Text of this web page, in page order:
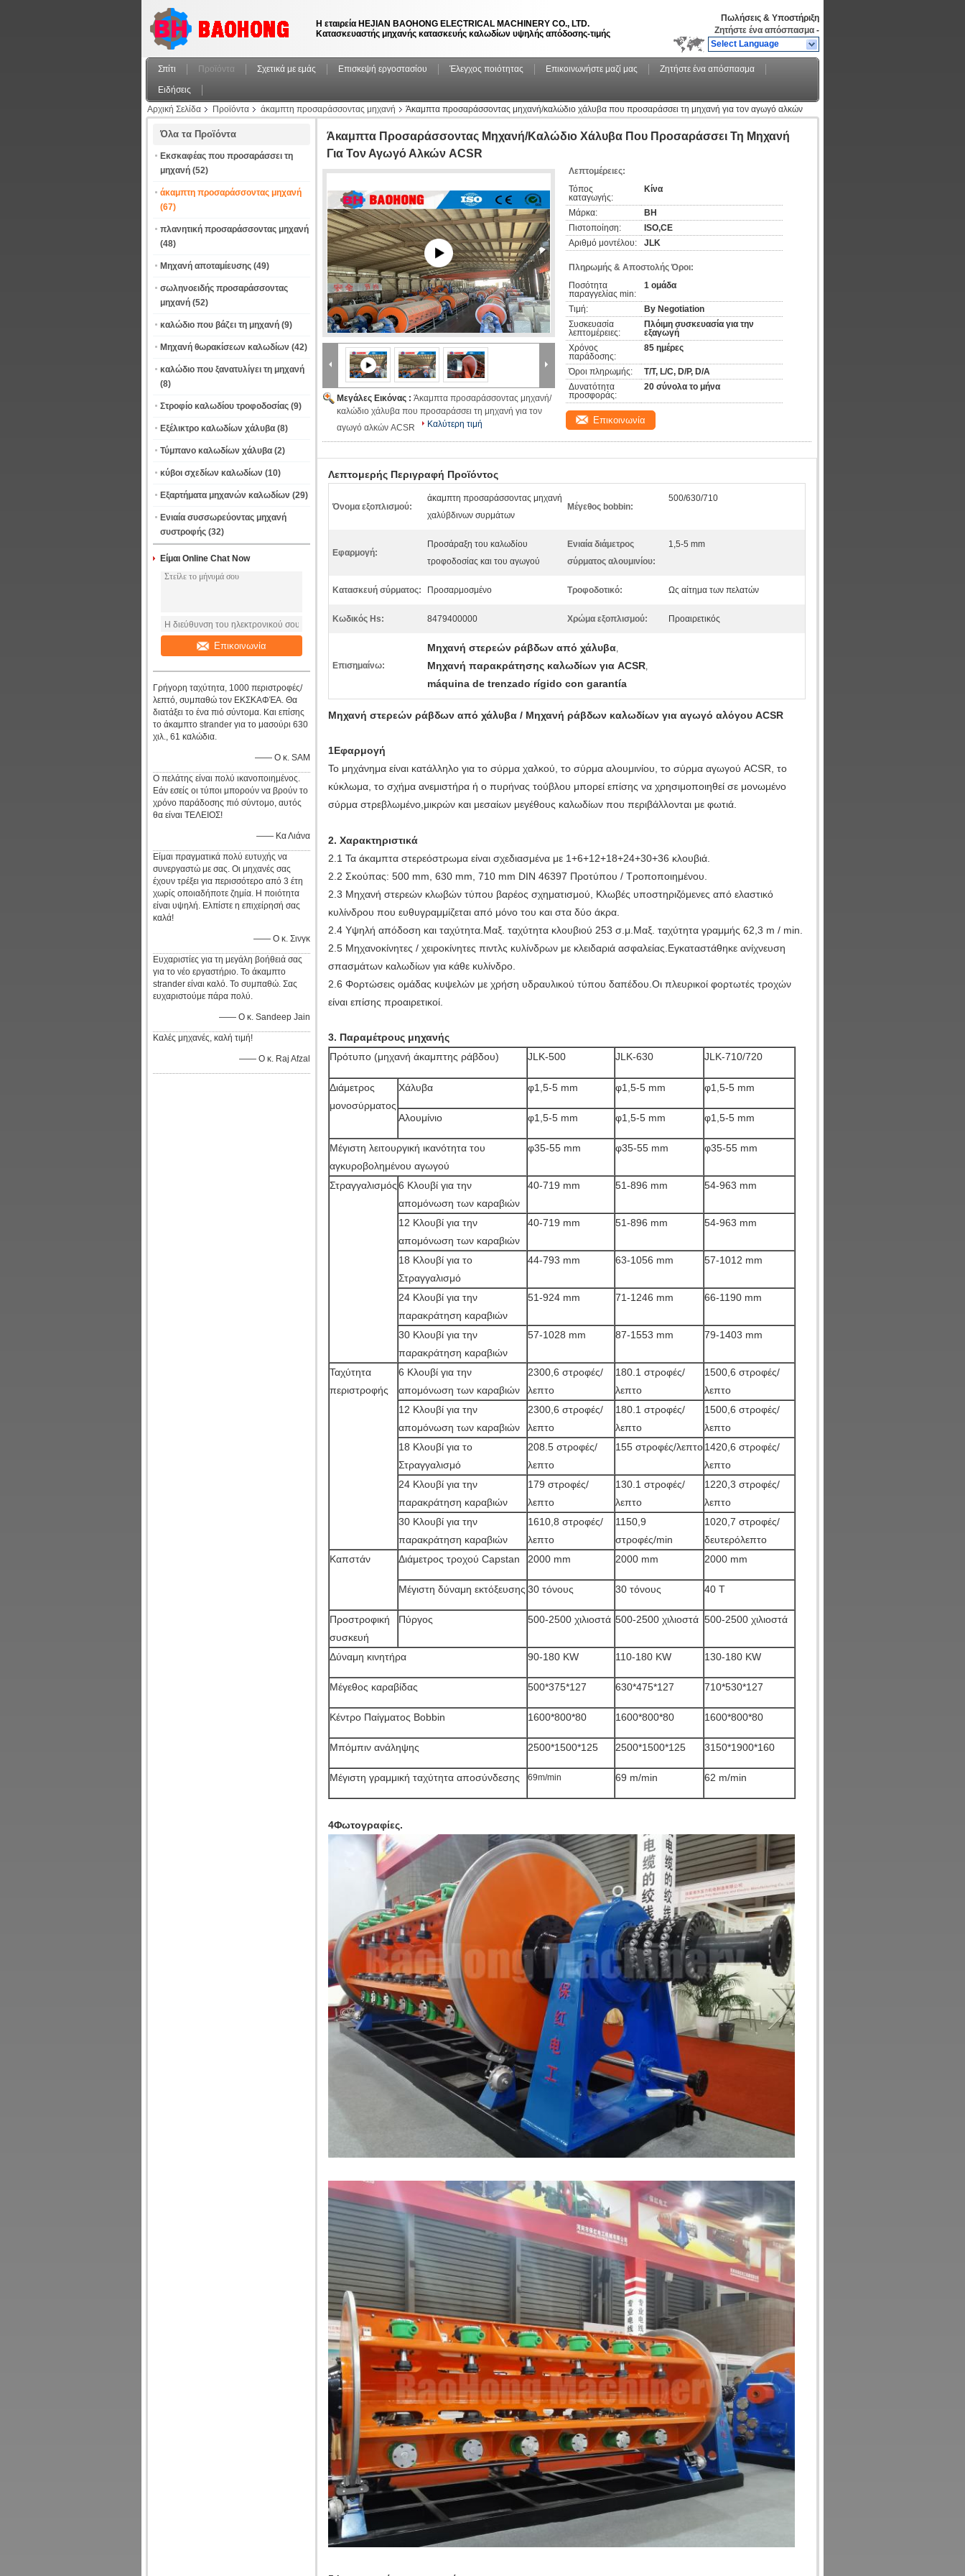
Η εταιρεία HEJIAN BAOHONG ELECTRICAL MACHINERY CO., LTD.
Κατασκευαστής μηχανής κατασκευής καλωδίων υψηλής απόδοσης-τιμής
Πωλήσεις & Υποστήριξη
Ζητήστε ένα απόσπασμα -
Select Language
Σπίτι Προϊόντα Σχετικά με εμάς Επισκεψή εργοστασίου Έλεγχος ποιότητας Επικοινωνήστε μαζί μας Ζητήστε ένα απόσπασμα
Ειδήσεις
Αρχική Σελίδα
Προϊόντα άκαμπτη προσαράσσοντας μηχανή
Άκαμπτα προσαράσσοντας μηχανή/καλώδιο χάλυβα που προσαράσσει τη μηχανή για τον αγωγό αλκών
Όλα τα Προϊόντα
Εκσκαφέας που προσαράσσει τη
μηχανή (52)
άκαμπτη προσαράσσοντας μηχανή
(67)
πλανητική προσαράσσοντας μηχανή
(48)
Μηχανή αποταμίευσης (49)
σωληνοειδής προσαράσσοντας
μηχανή (52)
καλώδιο που βάζει τη μηχανή (9)
Μηχανή θωρακίσεων καλωδίων (42)
καλώδιο που ξανατυλίγει τη μηχανή
(8)
Στροφίο καλωδίου τροφοδοσίας (9)
Εξέλικτρο καλωδίων χάλυβα (8)
Τύμπανο καλωδίων χάλυβα (2)
κύβοι σχεδίων καλωδίων (10)
Εξαρτήματα μηχανών καλωδίων (29)
Ενιαία συσσωρεύοντας μηχανή
συστροφής (32)
Είμαι Online Chat Now
Επικοινωνία
Γρήγορη ταχύτητα, 1000 περιστροφές/
λεπτό, συμπαθώ τον ΕΚΣΚΑΦΈΑ. Θα
διατάξει το ένα πιό σύντομα. Και επίσης
το άκαμπτο strander για το μασούρι 630
χιλ., 61 καλώδια.
—— Ο κ. SAM
Ο πελάτης είναι πολύ ικανοποιημένος.
Εάν εσείς οι τύποι μπορούν να βρούν το
χρόνο παράδοσης πιό σύντομο, αυτός
θα είναι ΤΕΛΕΙΟΣ!
—— Κα Λιάνα
Είμαι πραγματικά πολύ ευτυχής να
συνεργαστώ με σας. Οι μηχανές σας
έχουν τρέξει για περισσότερο από 3 έτη
χωρίς οποιαδήποτε ζημία. Η ποιότητα
είναι υψηλή. Ελπίστε η επιχείρησή σας
καλά!
—— Ο κ. Σινγκ
Ευχαριστίες για τη μεγάλη βοήθειά σας
για το νέο εργαστήριο. Το άκαμπτο
strander είναι καλό. Το συμπαθώ. Σας
ευχαριστούμε πάρα πολύ.
—— Ο κ. Sandeep Jain
Καλές μηχανές, καλή τιμή!
—— Ο κ. Raj Afzal
Άκαμπτα Προσαράσσοντας Μηχανή/καλώδιο Χάλυβα Που Προσαράσσει Τη Μηχανή
Για Τον Αγωγό Αλκών ACSR
Μεγάλες Εικόνας : Άκαμπτα προσαράσσοντας μηχανή/
καλώδιο χάλυβα που προσαράσσει τη μηχανή για τον
αγωγό αλκών ACSR
Καλύτερη τιμή
Λεπτομέρειες:
Τόπος
καταγωγής:
Κίνα
Μάρκα:
BH
Πιστοποίηση:
ISO,CE
Αριθμό μοντέλου:
JLK
Πληρωμής & Αποστολής Όροι:
Ποσότητα
παραγγελίας min:
1 ομάδα
Τιμή:
By Negotiation
Συσκευασία
λεπτομέρειες:
Πλόιμη συσκευασία για την
εξαγωγή
Χρόνος
παράδοσης:
85 ημέρες
Όροι πληρωμής:
Τ/Τ, L/C, D/P, D/A
Δυνατότητα
προσφοράς:
20 σύνολα το μήνα
Επικοινωνία
Λεπτομερής Περιγραφή Προϊόντος
Όνομα εξοπλισμού:
άκαμπτη προσαράσσοντας μηχανή
χαλύβδινων συρμάτων
Μέγεθος bobbin:
500/630/710
Εφαρμογή:
Προσάραξη του καλωδίου
τροφοδοσίας και του αγωγού
Ενιαία διάμετρος
σύρματος αλουμινίου:
1,5-5 mm
Κατασκευή σύρματος: Προσαρμοσμένο Τροφοδοτικό: Ως αίτημα των πελατών
Κωδικός Hs: 8479400000 Χρώμα εξοπλισμού: Προαιρετικός
Επισημαίνω:
Μηχανή στερεών ράβδων από χάλυβα,
Μηχανή παρακράτησης καλωδίων για ACSR,
máquina de trenzado rígido con garantía
Μηχανή στερεών ράβδων από χάλυβα / Μηχανή ράβδων καλωδίων για αγωγό αλόγου ACSR
1Εφαρμογή
Το μηχάνημα είναι κατάλληλο για το σύρμα χαλκού, το σύρμα αλουμινίου, το σύρμα αγωγού ACSR, το
κύκλωμα, το σχήμα ανεμιστήρα ή ο πυρήνας τούβλου μπορεί επίσης να χρησιμοποιηθεί σε μονωμένο
σύρμα στρεβλωμένο,μικρών και μεσαίων μεγέθους καλωδίων που περιβάλλονται με φωτιά.
2. Χαρακτηριστικά
2.1 Τα άκαμπτα στερεόστρωμα είναι σχεδιασμένα με 1+6+12+18+24+30+36 κλουβιά.
2.2 Σκούπας: 500 mm, 630 mm, 710 mm DIN 46397 Προτύπου / Τροποποιημένου.
2.3 Μηχανή στερεών κλωβών τύπου βαρέος σχηματισμού, Κλωβές υποστηριζόμενες από ελαστικό
κυλίνδρου που ευθυγραμμίζεται από μόνο του και στα δύο άκρα.
2.4 Υψηλή απόδοση και ταχύτητα.Μαξ. ταχύτητα κλουβιού 253 σ.μ.Μαξ. ταχύτητα γραμμής 62,3 m / min.
2.5 Μηχανοκίνητες / χειροκίνητες πιντλς κυλίνδρων με κλειδαριά ασφαλείας.Εγκαταστάθηκε ανίχνευση
σπασμάτων καλωδίων για κάθε κυλίνδρο.
2.6 Φορτώσεις ομάδας κυψελών με χρήση υδραυλικού τύπου δαπέδου.Οι πλευρικοί φορτωτές τροχών
είναι επίσης προαιρετικοί.
3. Παραμέτρους μηχανής
Πρότυπο (μηχανή άκαμπτης ράβδου)
JLK-500 JLK-630 JLK-710/720
Διάμετρος
μονοσύρματος
Χάλυβα φ1,5-5 mm φ1,5-5 mm φ1,5-5 mm
Αλουμίνιο φ1,5-5 mm φ1,5-5 mm φ1,5-5 mm
Μέγιστη λειτουργική ικανότητα του
αγκυροβολημένου αγωγού
φ35-55 mm φ35-55 mm φ35-55 mm
Στραγγαλισμός6 Κλουβί για την
απομόνωση των καραβιών
40-719 mm 51-896 mm 54-963 mm
12 Κλουβί για την
απομόνωση των καραβιών
40-719 mm 51-896 mm 54-963 mm
18 Κλουβί για το
Στραγγαλισμό
44-793 mm 63-1056 mm 57-1012 mm
24 Κλουβί για την
παρακράτηση καραβιών
51-924 mm 71-1246 mm 66-1190 mm
30 Κλουβί για την
παρακράτηση καραβιών
57-1028 mm 87-1553 mm 79-1403 mm
Ταχύτητα
περιστροφής
6 Κλουβί για την
απομόνωση των καραβιών
2300,6 στροφές/
λεπτο
180.1 στροφές/
λεπτο
1500,6 στροφές/
λεπτο
12 Κλουβί για την
απομόνωση των καραβιών
2300,6 στροφές/
λεπτο
180.1 στροφές/
λεπτο
1500,6 στροφές/
λεπτο
18 Κλουβί για το
Στραγγαλισμό
208.5 στροφές/
λεπτο
155 στροφές/λεπτο1420,6 στροφές/
λεπτο
24 Κλουβί για την
παρακράτηση καραβιών
179 στροφές/
λεπτο
130.1 στροφές/
λεπτο
1220,3 στροφές/
λεπτο
30 Κλουβί για την
παρακράτηση καραβιών
1610,8 στροφές/
λεπτο
1150,9
στροφές/min
1020,7 στροφές/
δευτερόλεπτο
Καπστάν
Διάμετρος τροχού Capstan 2000 mm 2000 mm 2000 mm
Μέγιστη δύναμη εκτόξευσης 30 τόνους 30 τόνους 40 Τ
Προστροφική
συσκευή
Πύργος 500-2500 χιλιοστά 500-2500 χιλιοστά 500-2500 χιλιοστά
Δύναμη κινητήρα 90-180 KW 110-180 KW 130-180 KW
Μέγεθος καραβίδας 500*375*127 630*475*127 710*530*127
Κέντρο Παίγματος Bobbin 1600*800*80 1600*800*80 1600*800*80
Μπόμπιν ανάληψης 2500*1500*125 2500*1500*125 3150*1900*160
Μέγιστη γραμμική ταχύτητα αποσύνδεσης 69m/min 69 m/min 62 m/min
4Φωτογραφίες.